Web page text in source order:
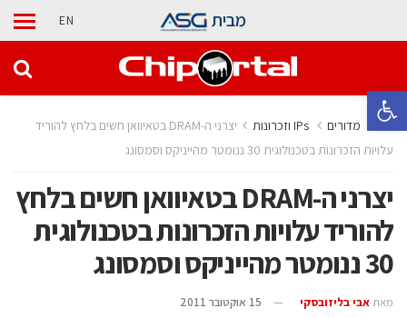
פתח סרגל נגישות
מבית EN
בית מדורים
יצרני ה-DRAM בטאיוואן חשים בלחץ להוריד
עלויות הזכרונות בטכנולוגית 30 ננומטר מהייניקס וסמסונג
יצרני ה-DRAM בטאיוואן חשים בלחץ
להוריד עלויות הזכרונות בטכנולוגית
30 ננומטר מהייניקס וסמסונג
מאת אבי בליזובסקי
15 אוקטובר 2011